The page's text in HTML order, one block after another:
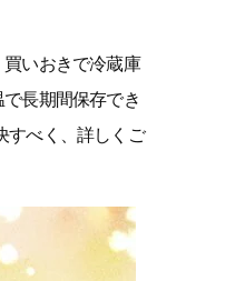
いおきで冷蔵庫
長期間保存でき
すべく、詳しくご